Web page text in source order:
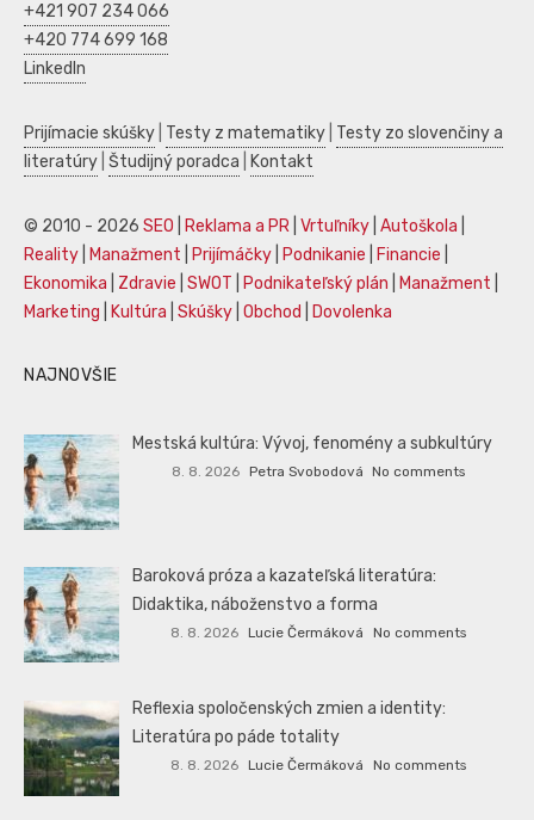
+421 907 234 066
+420 774 699 168
LinkedIn
Prijímacie skúšky Testy z matematiky Testy zo slovenčiny a
literatúry Študijný poradca Kontakt
© 2010 - 2026 SEO Reklama a PR Vrtuľníky Autoškola
Reality
Manažment Prijímáčky Podnikanie Financie
Ekonomika
Zdravie SWOT Podnikateľský plán Manažment
Marketing
Kultúra Skúšky Obchod Dovolenka
NAJNOVŠIE
Mestská kultúra: Vývoj, fenomény a subkultúry
8. 8. 2026 Petra Svobodová No comments
Baroková próza a kazateľská literatúra:
Didaktika, náboženstvo a forma
8. 8. 2026 Lucie Čermáková No comments
Reflexia spoločenských zmien a identity:
Literatúra po páde totality
8. 8. 2026 Lucie Čermáková No comments